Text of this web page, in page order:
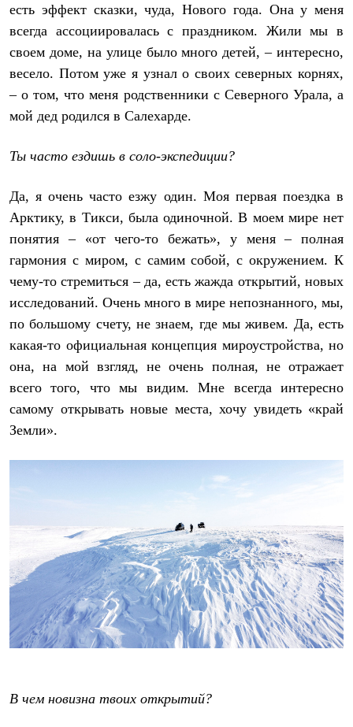
Среднее термобелье
Легкое термобелье
Куртки
Брюки
Детская одежда
Утепленная пухом
Комбинезоны
Брюки
Куртки
Брюки
Лёгкая одежда
Футболки
Толстовки
Брюки
Софтшелл одежда
Куртки
Куртки
Брюки
Комбинезоны
Термобелье
Комплект термобелья
Снаряжение
Палатки и тенты
Легкоходные
Альпинистские
Городские
Аксессуары для рюкзаков
Спальные мешки
Пуховые
Комбинированные
С синтетическим утеплителем
Аксессуары для спальников
Сумки
есть эффект сказки, чуда, Нового года. Она у меня
всегда ассоциировалась с праздником. Жили мы в
своем доме, на улице было много детей, – интересно,
весело. Потом уже я узнал о своих северных корнях,
– о том, что меня родственники с Северного Урала, а
мой дед родился в Салехарде.
Ты часто ездишь в соло-экспедиции?
Да, я очень часто езжу один. Моя первая поездка в
Арктику, в Тикси, была одиночной. В моем мире нет
понятия – «от чего-то бежать», у меня – полная
гармония с миром, с самим собой, с окружением. К
чему-то стремиться – да, есть жажда открытий, новых
исследований. Очень много в мире непознанного, мы,
по большому счету, не знаем, где мы живем. Да, есть
какая-то официальная концепция мироустройства, но
она, на мой взгляд, не очень полная, не отражает
всего того, что мы видим. Мне всегда интересно
самому открывать новые места, хочу увидеть «край
Земли».
В чем новизна твоих открытий?